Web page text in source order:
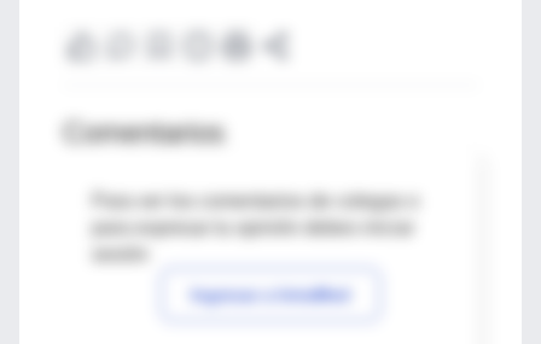
Comentarios
Para ver los comentarios de colegas o
Ingresar a IntraMed